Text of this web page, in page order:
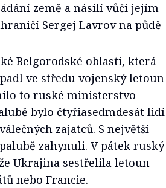
země a násilí vůči jejím
Sergej Lavrov na půdě
Belgorodské oblasti, která
ve středu vojenský letoun
to ruské ministerstvo
bylo čtyřiasedmdesát lidí
zajatců. S největší
zahynuli. V pátek ruský
Ukrajina sestřelila letoun
nebo Francie.